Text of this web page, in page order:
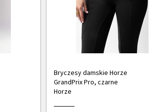
Bryczesy damskie Horze
GrandPrix Pro, czarne
Horze